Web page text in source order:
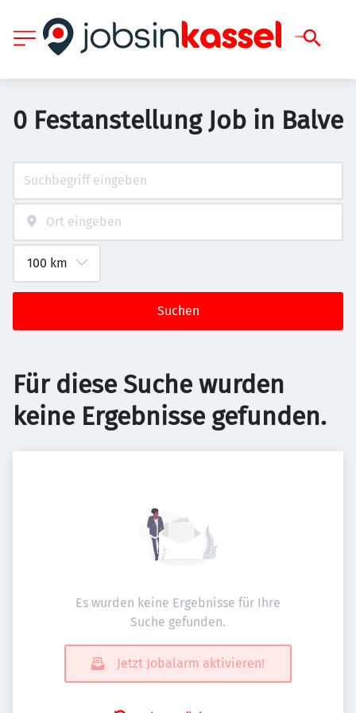
0 Festanstellung Job in Balve
Suchen
Für diese Suche wurden
keine Ergebnisse gefunden.
Es wurden keine Ergebnisse für Ihre
Suche gefunden.
Jetzt Jobalarm aktivieren!